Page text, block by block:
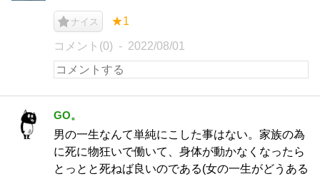
ナイス ★1
コメント(0) 2022/08/01
GO。
男の一生なんて単純にこした事はない。家族の為
に死に物狂いで働いて、身体が動かなくなったら
とっとと死ねば良いのである(女の一生がどうある